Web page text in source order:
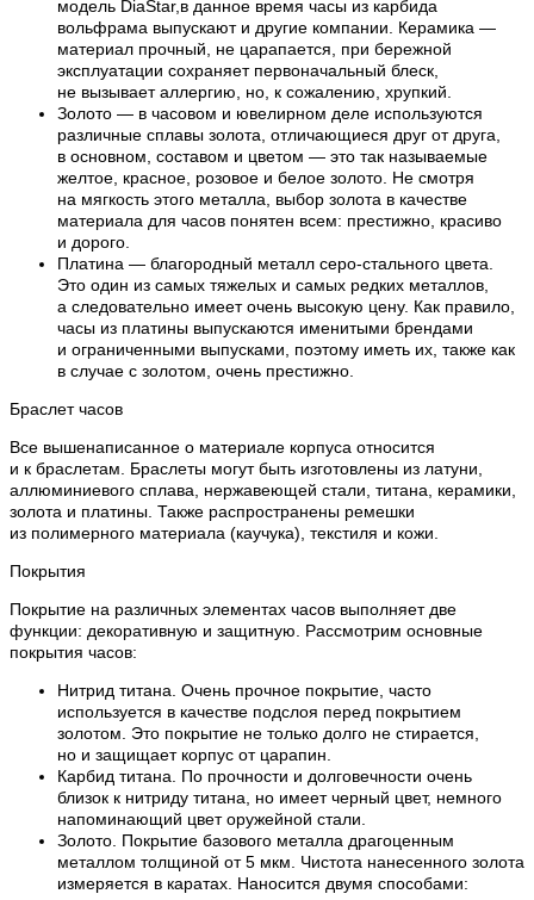
модель DiaStar,в данное время часы из карбида
вольфрама выпускают и другие компании. Керамика —
материал прочный, не царапается, при бережной
эксплуатации сохраняет первоначальный блеск,
не вызывает аллергию, но, к сожалению, хрупкий.
Золото — в часовом и ювелирном деле используются
различные сплавы золота, отличающиеся друг от друга,
в основном, составом и цветом — это так называемые
желтое, красное, розовое и белое золото. Не смотря
на мягкость этого металла, выбор золота в качестве
материала для часов понятен всем: престижно, красиво
и дорого.
Платина — благородный металл серо-стального цвета.
Это один из самых тяжелых и самых редких металлов,
а следовательно имеет очень высокую цену. Как правило,
часы из платины выпускаются именитыми брендами
и ограниченными выпусками, поэтому иметь их, также как
в случае с золотом, очень престижно.
Браслет часов
Все вышенаписанное о материале корпуса относится
и к браслетам. Браслеты могут быть изготовлены из латуни,
аллюминиевого сплава, нержавеющей стали, титана, керамики,
золота и платины. Также распространены ремешки
из полимерного материала (каучука), текстиля и кожи.
Покрытия
Покрытие на различных элементах часов выполняет две
функции: декоративную и защитную. Рассмотрим основные
покрытия часов:
Нитрид титана. Очень прочное покрытие, часто
используется в качестве подслоя перед покрытием
золотом. Это покрытие не только долго не стирается,
но и защищает корпус от царапин.
Карбид титана. По прочности и долговечности очень
близок к нитриду титана, но имеет черный цвет, немного
напоминающий цвет оружейной стали.
Золото. Покрытие базового металла драгоценным
металлом толщиной от 5 мкм. Чистота нанесенного золота
измеряется в каратах. Наносится двумя способами: